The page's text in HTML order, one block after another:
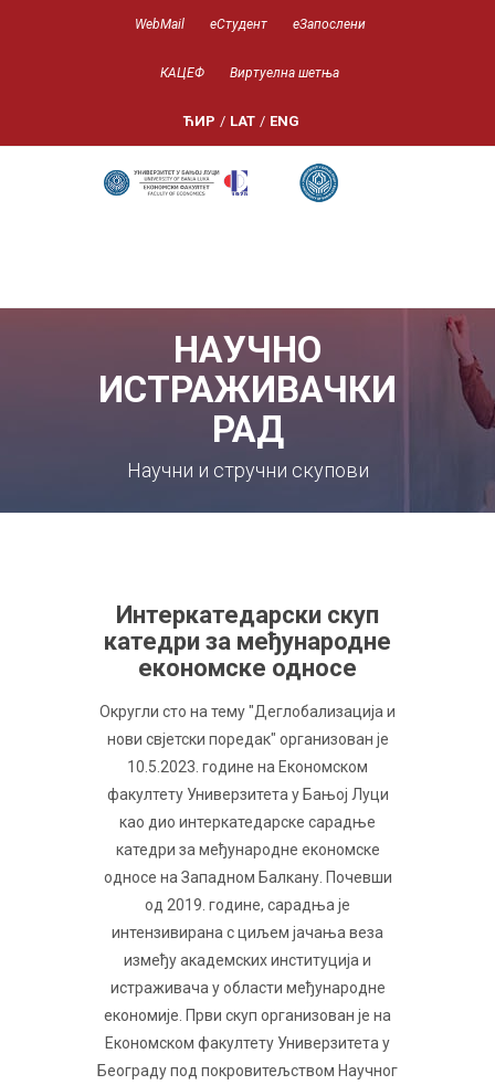
WebMail еСтудент еЗапослени
КАЦЕФ Виртуелна шетња
ЋИР / LAT / ENG
НАУЧНО
ИСТРАЖИВАЧКИ
РАД
Научни и стручни скупови
Интеркатедарски скуп
катедри за међународне
економске односе
Округли сто на тему "Деглобализација и
нови свјетски поредак" организован је
10.5.2023. године на Економском
факултету Универзитета у Бањој Луци
као дио интеркатедарске сарадње
катедри за међународне економске
односе на Западном Балкану. Почевши
од 2019. године, сарадња је
интензивирана с циљем јачања веза
између академских институција и
истраживача у области међународне
економије. Први скуп организован је на
Економском факултету Универзитета у
Београду под покровитељством Научног